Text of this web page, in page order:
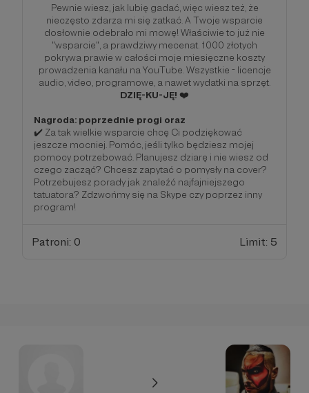
Pewnie wiesz, jak lubię gadać, więc wiesz też, że
nieczęsto zdarza mi się zatkać. A Twoje wsparcie
dosłownie odebrało mi mowę! Właściwie to już nie
"wsparcie", a prawdziwy mecenat. 1000 złotych
pokrywa prawie w całości moje miesięczne koszty
prowadzenia kanału na YouTube. Wszystkie - licencje
audio, video, programowe, a nawet wydatki na sprzęt.
DZIĘ-KU-JĘ! ❤️
Nagroda: poprzednie progi oraz
✔️ Za tak wielkie wsparcie chcę Ci podziękować
jeszcze mocniej. Pomóc, jeśli tylko będziesz mojej
pomocy potrzebować. Planujesz dziarę i nie wiesz od
czego zacząć? Chcesz zapytać o pomysły na cover?
Potrzebujesz porady jak znaleźć najfajniejszego
tatuatora? Zdzwońmy się na Skype czy poprzez inny
program!
Patroni: 0 Limit: 5